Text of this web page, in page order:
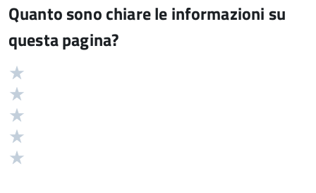
Quanto sono chiare le informazioni su
questa pagina?
Valutazione